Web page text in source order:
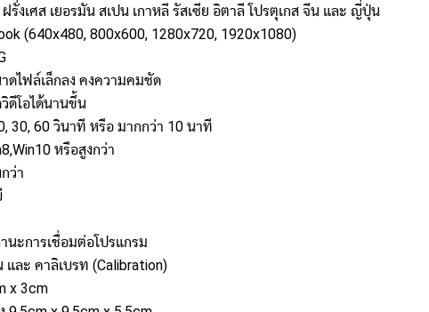
รั่งเศส เยอรมัน สเปน เกาหลี รัสเซีย อิตาลี โปรตุเกส จีน และ ญี่ปุ่น
(640x480, 800x600, 1280x720, 1920x1080)
ดไฟล์เล็กลง คงความคมชัด
ดีโอได้นานขึ้น
30, 60 วินาที หรือ มากกว่า 10 นาที
หรือสูงกว่า
ว่า
นะการเชื่อมต่อโปรแกรม
ละ คาลิเบรท (Calibration)
x 3cm